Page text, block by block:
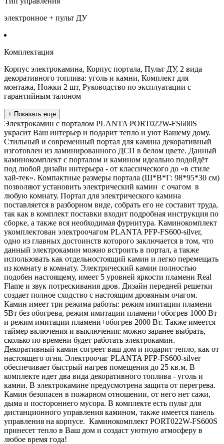
электронное + пульт ДУ
Комплектация
Корпус электрокамина, Корпус портала, Пульт ДУ, 2 вида
декоративного топлива: уголь и камни, Комплект для
монтажа, Ножки 2 шт, Руководство по эксплуатации с
гарантийным талоном
+ Показать еще
Электрокамин с порталом PLANTA PORT022W-FS600S
украсит Ваш интерьер и подарит тепло и уют Вашему дому.
Стильный и современный портал для камина декоративный
изготовлен из ламинированного ДСП в белом цвете. Данный
каминокомплект с порталом и камином идеально подойдёт
под любой дизайн интерьера - от классического до «в стиле
хай-тек». Компактные размеры портала (Ш*В*Г: 98*95*30 см)
позволяют установить электрический камин с очагом в
любую комнату. Портал для электрического камина
поставляется в разборном виде, собрать его не составит труда,
так как в комплект поставки входит подробная инструкция по
сборке, а также вся необходимая фурнитура. Каминокомплект
укомплектован электроочагом PLANTA PFP-FS600-silver,
одно из главных достоинств которого заключается в том, что
данный электрокамин можно встроить в портал, а также
использовать как отдельностоящий камин и легко перемещать
из комнату в комнату. Электрический камин полностью
подобен настоящему, имеет 5 уровней яркости пламени Real
Flame и звук потрескивания дров. Дизайн передней решетки
создает полное сходство с настоящим дровяным очагом.
Камин имеет три режима работы: режим имитации пламени
5Вт без обогрева, режим имитации пламени+обогрев 1000 Вт
и режим имитации пламени+обогрев 2000 Вт. Также имеется
таймер включения и выключения: можно заранее выбрать,
сколько по времени будет работать электрокамин.
Декоративный камин согреет ваш дом и подарит тепло, как от
настоящего огня. Электроочаг PLANTA PFP-FS600-silver
обеспечивает быстрый нагрев помещения до 25 кв.м. В
комплекте идет два вида декоративного топлива - уголь и
камни. В электрокамине предусмотрена защита от перегрева.
Камин безопасен в пожарном отношении, от него нет сажи,
дыма и постороннего мусора. В комплекте есть пульт для
дистанционного управления камином, также имеется панель
управления на корпусе. Каминокомплект PORT022W-FS600S
принесет тепло в Ваш дом и создаст уютную атмосферу в
любое время года!